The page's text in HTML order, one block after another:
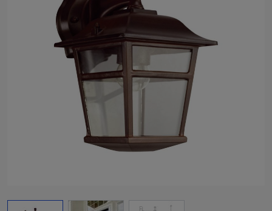
View larger imageView larger imageView larger image